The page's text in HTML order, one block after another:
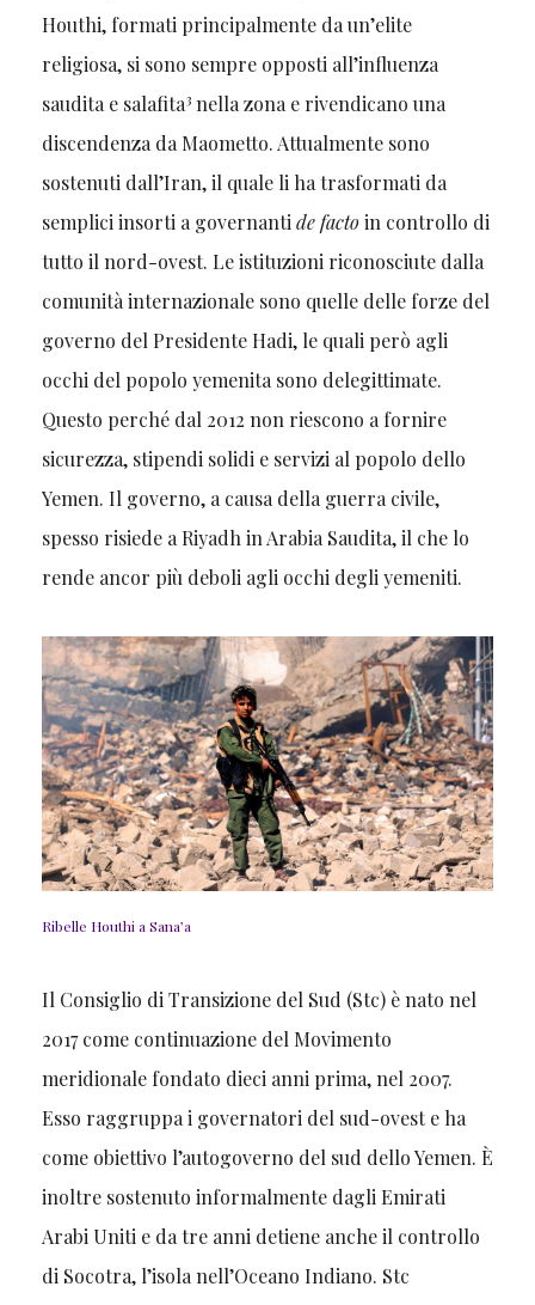
Houthi, formati principalmente da un’elite
religiosa, si sono sempre opposti all’influenza
saudita e salafita3 nella zona e rivendicano una
discendenza da Maometto. Attualmente sono
sostenuti dall’Iran, il quale li ha trasformati da
semplici insorti a governanti de factoin controllo di
tutto il nord-ovest. Le istituzioni riconosciute dalla
comunità internazionale sono quelle delle forze del
governo del Presidente Hadi, le quali però agli
occhi del popolo yemenita sono delegittimate.
Questo perché dal 2012 non riescono a fornire
sicurezza, stipendi solidi e servizi al popolo dello
Yemen. Il governo, a causa della guerra civile,
spesso risiede a Riyadh in Arabia Saudita, il che lo
rende ancor più deboli agli occhi degli yemeniti.
Ribelle Houthi a Sana’a
Il Consiglio di Transizione del Sud (Stc) è nato nel
2017 come continuazione del Movimento
meridionale fondato dieci anni prima, nel 2007.
Esso raggruppa i governatori del sud-ovest e ha
come obiettivo l’autogoverno del sud dello Yemen. È
inoltre sostenuto informalmente dagli Emirati
Arabi Uniti e da tre anni detiene anche il controllo
di Socotra, l’isola nell’Oceano Indiano. Stc